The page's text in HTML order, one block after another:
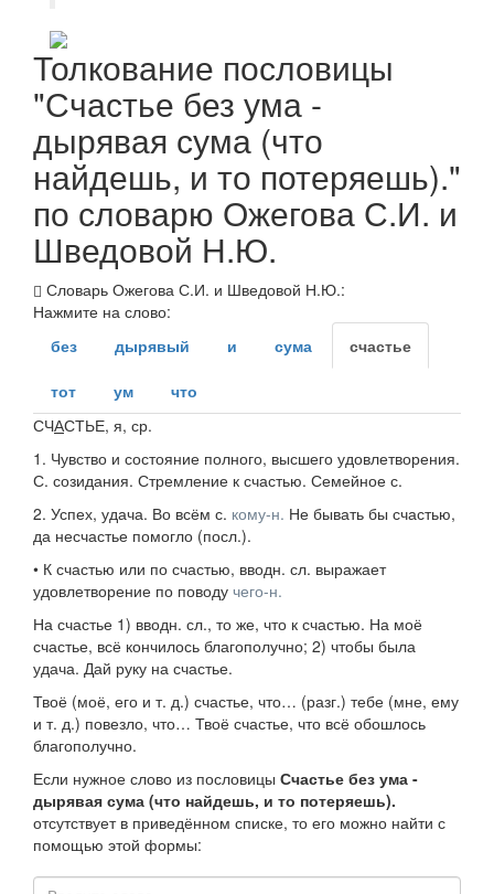
Толкование пословицы
"Счастье без ума -
дырявая сума (что
найдешь, и то потеряешь)."
по словарю Ожегова С.И. и
Шведовой Н.Ю.
Словарь Ожегова С.И. и Шведовой Н.Ю.:
Нажмите на слово:
без
дырявый и сума счастье
тот ум
что
СЧАСТЬЕ, я, ср.
1. Чувство и состояние полного, высшего удовлетворения.
С. созидания. Стремление к счастью. Семейное с.
2. Успех, удача. Во всём с. кому-н. Не бывать бы счастью,
да несчастье помогло (посл.).
• К счастью или по счастью, вводн. сл. выражает
удовлетворение по поводу чего-н.
На счастье 1) вводн. сл., то же, что к счастью. На моё
счастье, всё кончилось благополучно; 2) чтобы была
удача. Дай руку на счастье.
Твоё (моё, его и т. д.) счастье, что… (разг.) тебе (мне, ему
и т. д.) повезло, что… Твоё счастье, что всё обошлось
благополучно.
Если нужное слово из пословицы Счастье без ума -
дырявая сума (что найдешь, и то потеряешь).
отсутствует в приведённом списке, то его можно найти с
помощью этой формы: